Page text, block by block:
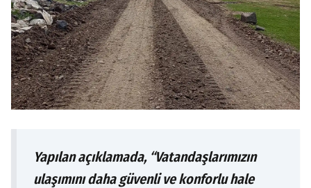
Yapılan açıklamada, “Vatandaşlarımızın
ulaşımını daha güvenli ve konforlu hale